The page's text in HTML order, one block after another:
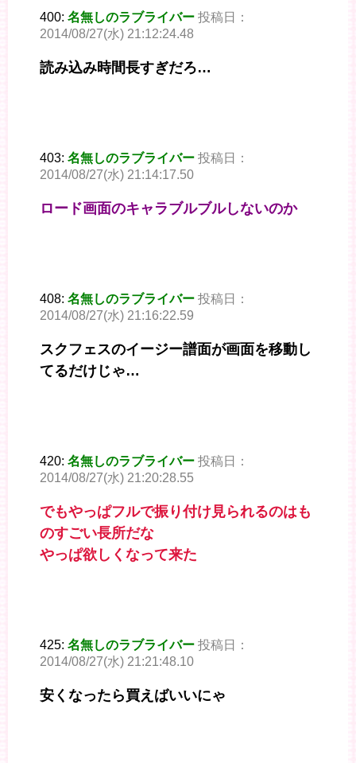
400: 名無しのラブライバー 投稿日：
2014/08/27(水) 21:12:24.48
読み込み時間長すぎだろ…
403: 名無しのラブライバー 投稿日：
2014/08/27(水) 21:14:17.50
ロード画面のキャラブルブルしないのか
408: 名無しのラブライバー 投稿日：
2014/08/27(水) 21:16:22.59
スクフェスのイージー譜面が画面を移動し
てるだけじゃ…
420: 名無しのラブライバー 投稿日：
2014/08/27(水) 21:20:28.55
でもやっぱフルで振り付け見られるのはも
のすごい長所だな
やっぱ欲しくなって来た
425: 名無しのラブライバー 投稿日：
2014/08/27(水) 21:21:48.10
安くなったら買えばいいにゃ